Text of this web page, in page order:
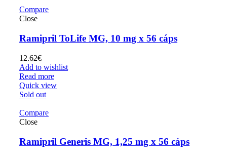
Compare
Close
Ramipril ToLife MG, 10 mg x 56 cáps
12.62€
Add to wishlist
Read more
Quick view
Sold out
Compare
Close
Ramipril Generis MG, 1,25 mg x 56 cáps